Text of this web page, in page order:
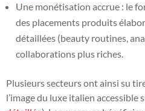
Une monétisation accrue : le
des placements produits
détaillées (beauty routines,
collaborations plus riches.
Plusieurs secteurs ont ainsi su
l’image du luxe italien accessible